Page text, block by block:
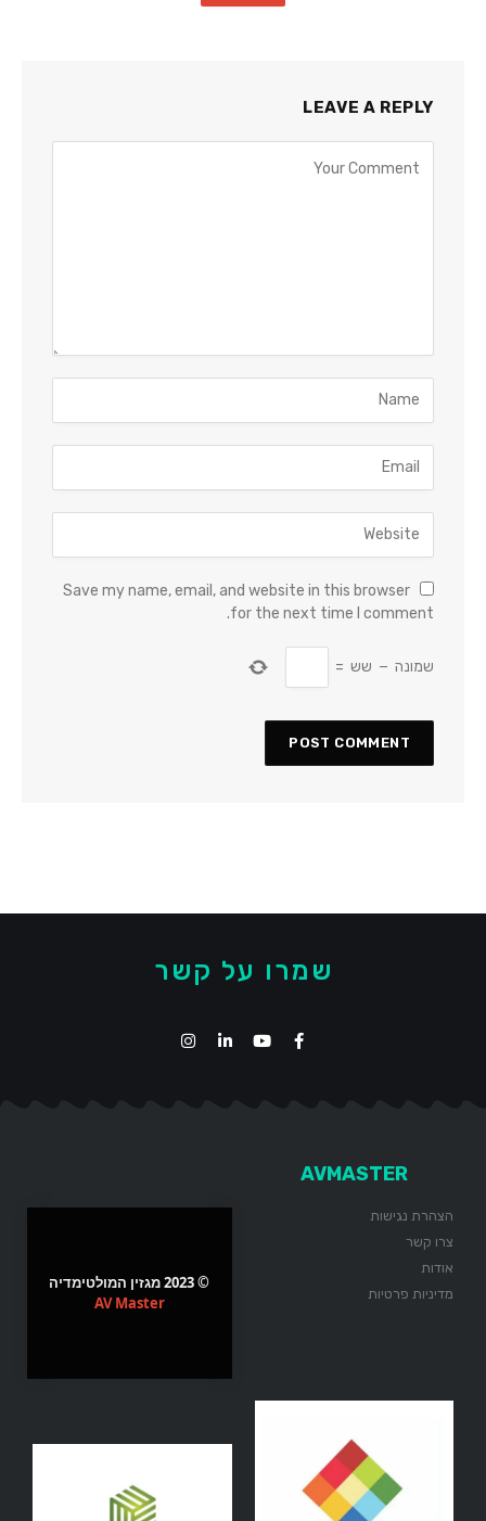
LEAVE A REPLY
Save my name, email, and website in this browser
for the next time I comment.
שמונה − שש =
שמרו על קשר
AVMASTER
הצהרת נגישות
צרו קשר
אודות
מדיניות פרטיות
© 2023 מגזין המולטימדיה
AV Master